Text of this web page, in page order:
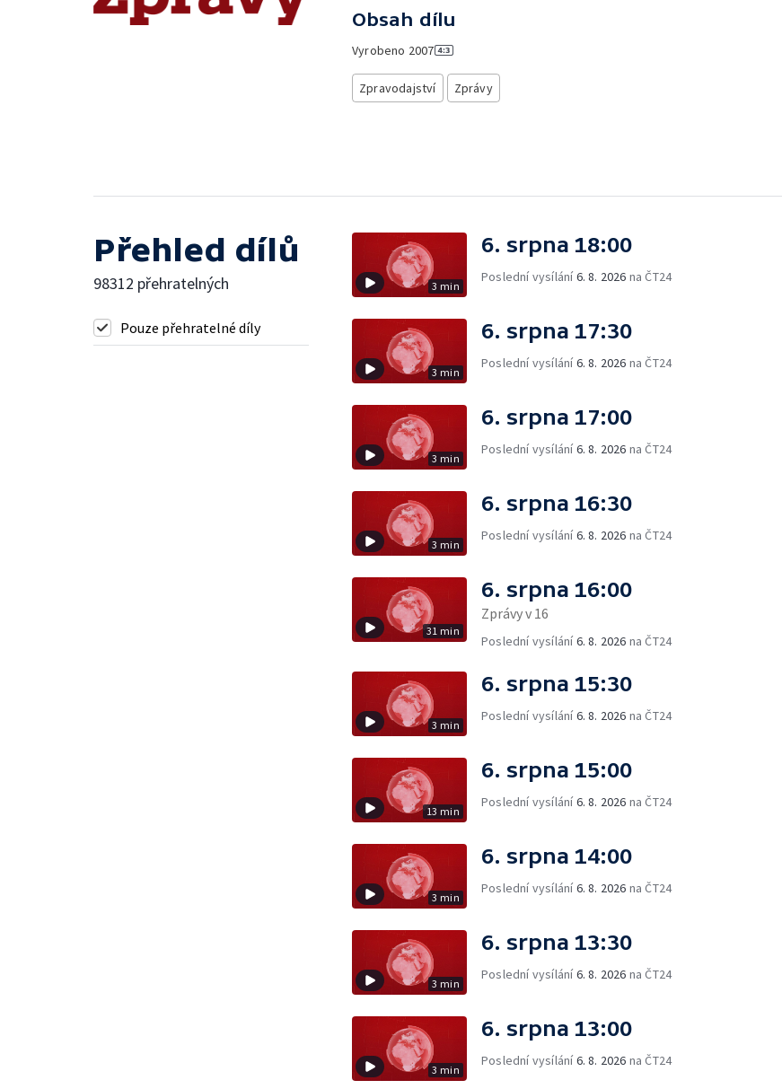
Obsah dílu
Vyrobeno 2007
Zpravodajství Zprávy
Přehled dílů
98312 přehratelných
Pouze přehratelné díly
3 min
6. srpna 18:00
Poslední vysílání6. 8. 2026 na ČT24
3 min
6. srpna 17:30
Poslední vysílání6. 8. 2026 na ČT24
3 min
6. srpna 17:00
Poslední vysílání6. 8. 2026 na ČT24
3 min
6. srpna 16:30
Poslední vysílání6. 8. 2026 na ČT24
31 min
6. srpna 16:00
Zprávy v 16
Poslední vysílání6. 8. 2026 na ČT24
3 min
6. srpna 15:30
Poslední vysílání6. 8. 2026 na ČT24
13 min
6. srpna 15:00
Poslední vysílání6. 8. 2026 na ČT24
3 min
6. srpna 14:00
Poslední vysílání6. 8. 2026 na ČT24
3 min
6. srpna 13:30
Poslední vysílání6. 8. 2026 na ČT24
3 min
6. srpna 13:00
Poslední vysílání6. 8. 2026 na ČT24